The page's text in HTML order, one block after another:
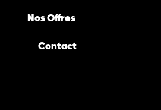
Nos Offres
Contact